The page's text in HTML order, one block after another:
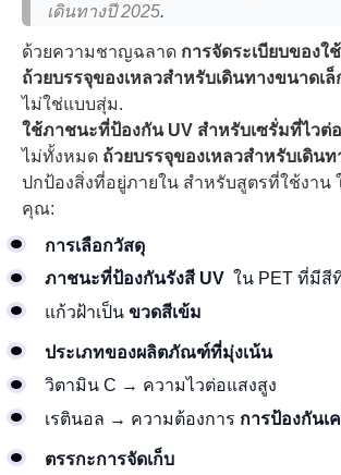
เดินทางปี 2025.
ด้วยความชาญฉลาด การจัดระเบียบของใ
ถ้วยบรรจุของเหลวสำหรับเดินทางขนาดเล็
ไม่ใช่แบบสุ่ม.
ใช้ภาชนะที่ป้องกัน UV สำหรับเซรั่มที่ไวต่
ไม่ทั้งหมด ถ้วยบรรจุของเหลวสำหรับเดินท
ปกป้องสิ่งที่อยู่ภายใน สำหรับสูตรที่ใช้งาน
คุณ:
การเลือกวัสดุ
ภาชนะที่ป้องกันรังสี UV ใน PET ที่มีสี
แก้วฝ้าเป็น ขวดสีเข้ม
ประเภทของผลิตภัณฑ์ที่มุ่งเน้น
วิตามิน C → ความไวต่อแสงสูง
เรตินอล → ความต้องการ การป้องกันเ
ตรรกะการจัดเก็บ